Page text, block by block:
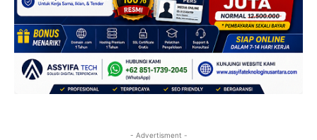
- Advertisment -